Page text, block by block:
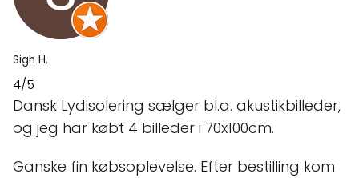
Sigh H.
4/5
Dansk Lydisolering sælger bl.a. akustikbilleder,
og jeg har købt 4 billeder i 70x100cm.
Ganske fin købsoplevelse. Efter bestilling kom